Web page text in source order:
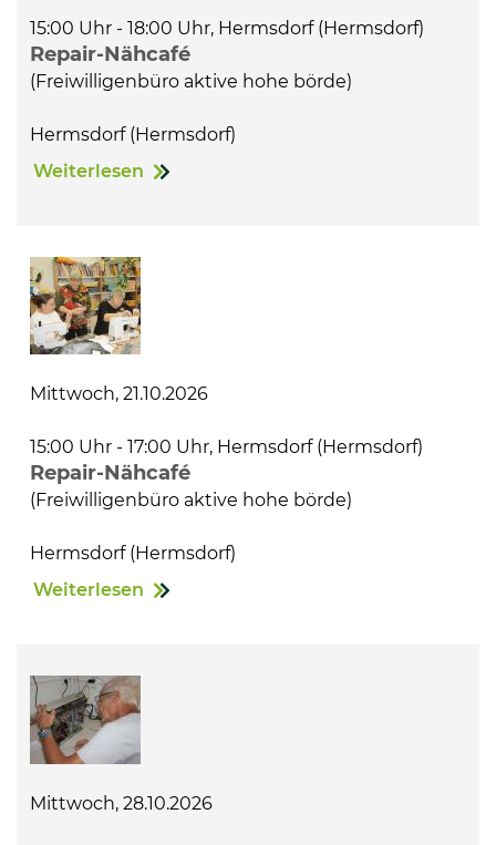
15:00 Uhr - 18:00 Uhr, Hermsdorf (Hermsdorf)
Repair-Nähcafé
(Freiwilligenbüro aktive hohe börde)
Hermsdorf (Hermsdorf)
Weiterlesen
Mittwoch, 21.10.2026
15:00 Uhr - 17:00 Uhr, Hermsdorf (Hermsdorf)
Repair-Nähcafé
(Freiwilligenbüro aktive hohe börde)
Hermsdorf (Hermsdorf)
Weiterlesen
Mittwoch, 28.10.2026